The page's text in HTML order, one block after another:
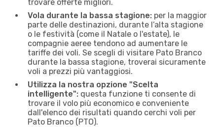
trovare offerte migliori.
Vola durante la bassa stagione: per la maggior
parte delle destinazioni, durante l’alta stagione
o le festività (come il Natale o l'estate), le
compagnie aeree tendono ad aumentare le
tariffe dei voli. Se scegli di visitare Pato Branco
durante la bassa stagione, troverai sicuramente
voli a prezzi più vantaggiosi.
Utilizza la nostra opzione "Scelta
intelligente": questa funzione ti consente di
trovare il volo più economico e conveniente
dall'elenco dei risultati quando cerchi voli per
Pato Branco (PTO).